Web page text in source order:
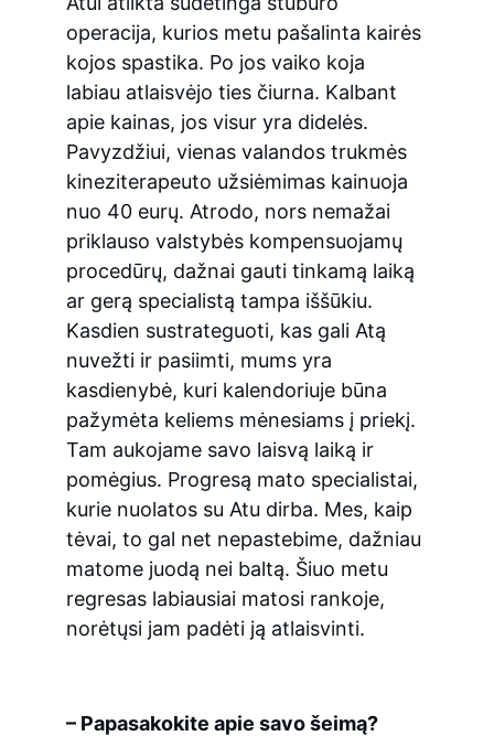
operacija, kurios metu pašalinta kairės
kojos spastika. Po jos vaiko koja
labiau atlaisvėjo ties čiurna. Kalbant
apie kainas, jos visur yra didelės.
Pavyzdžiui, vienas valandos trukmės
kineziterapeuto užsiėmimas kainuoja
nuo 40 eurų. Atrodo, nors nemažai
priklauso valstybės kompensuojamų
procedūrų, dažnai gauti tinkamą laiką
ar gerą specialistą tampa iššūkiu.
Kasdien sustrateguoti, kas gali Atą
nuvežti ir pasiimti, mums yra
kasdienybė, kuri kalendoriuje būna
pažymėta keliems mėnesiams į priekį.
Tam aukojame savo laisvą laiką ir
pomėgius. Progresą mato specialistai,
kurie nuolatos su Atu dirba. Mes, kaip
tėvai, to gal net nepastebime, dažniau
matome juodą nei baltą. Šiuo metu
regresas labiausiai matosi rankoje,
norėtųsi jam padėti ją atlaisvinti.
– Papasakokite apie savo šeimą?